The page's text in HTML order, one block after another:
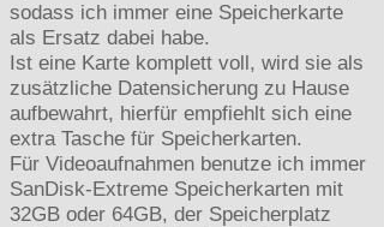
sodass ich immer eine Speicherkarte
als Ersatz dabei habe.
Ist eine Karte komplett voll, wird sie als
zusätzliche Datensicherung zu Hause
aufbewahrt, hierfür empfiehlt sich eine
extra Tasche für Speicherkarten.
Für Videoaufnahmen benutze ich immer
SanDisk-Extreme Speicherkarten mit
32GB oder 64GB, der Speicherplatz